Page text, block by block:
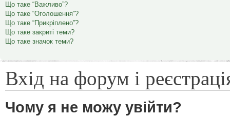
Що таке “Важливо”?
Що таке “Оголошення”?
Що таке “Прикріплено”?
Що таке закриті теми?
Що таке значок теми?
Вхід на форум і
Чому я не можу увійти?